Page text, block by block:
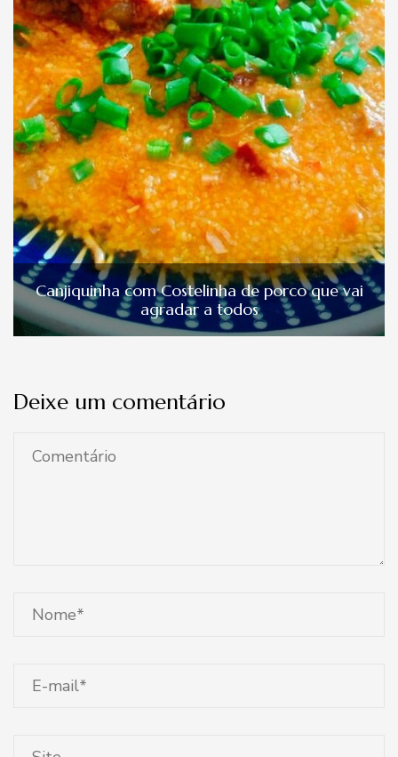
Canjiquinha com Costelinha de porco que vai
agradar a todos
Deixe um comentário